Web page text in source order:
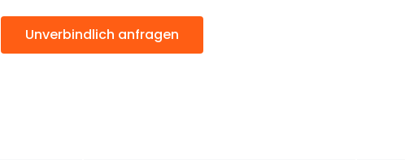
Unverbindlich anfragen